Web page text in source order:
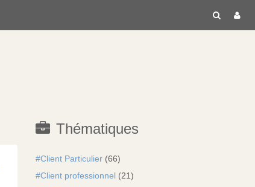
Thématiques
Client Particulier(66)
Client professionnel(21)